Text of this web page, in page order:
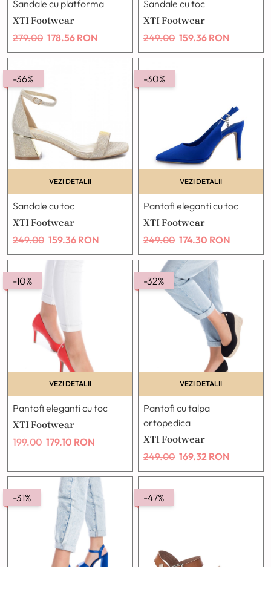
Sandale cu platforma
XTI Footwear
279.00 178.56 RON
Sandale cu toc
XTI Footwear
249.00 159.36 RON
-36%
Sandale cu toc
XTI Footwear
249.00 159.36 RON
VEZI DETALII
-30%
Pantofi eleganti cu toc
XTI Footwear
249.00 174.30 RON
VEZI DETALII
-10%
Pantofi eleganti cu toc
XTI Footwear
199.00 179.10 RON
VEZI DETALII
-32%
Pantofi cu talpa
ortopedica
XTI Footwear
249.00 169.32 RON
VEZI DETALII
-31% -47%